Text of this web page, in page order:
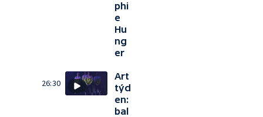
phi
e
Hu
ng
er
26:30
Art
týd
en:
bal